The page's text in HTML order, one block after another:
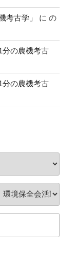
考古学」 に の
分の農機考古
分の農機考古